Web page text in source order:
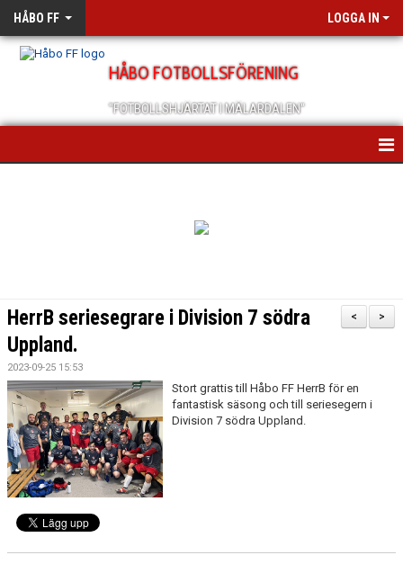
HÅBO FF LOGGA IN
HÅBO FOTBOLLSFÖRENING
"FOTBOLLSHJÄRTAT I MÄLARDALEN"
MEDLEMSBREV
ÅRSMÖTEN
FUTURUM KIOSK OCH KONFERENS
FOLKSAM FÖRSÄKRING SPELARE/LEDARE
>
<
HerrB seriesegrare i Division 7 södra
Uppland.
2023-09-25 15:53
Stort grattis till Håbo FF HerrB för en
fantastisk säsong och till seriesegern i
Division 7 södra Uppland.